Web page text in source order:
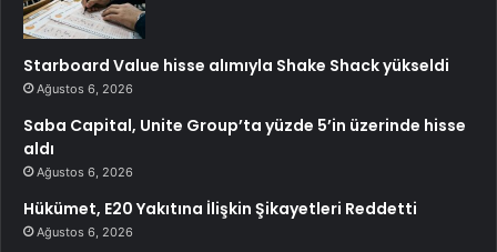
Starboard Value hisse alımıyla Shake Shack yükseldi
Ağustos 6, 2026
Saba Capital, Unite Group’ta yüzde 5’in üzerinde hisse
aldı
Ağustos 6, 2026
Hükümet, E20 Yakıtına İlişkin Şikayetleri Reddetti
Ağustos 6, 2026